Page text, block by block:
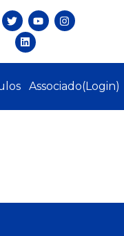
Associado(Login)